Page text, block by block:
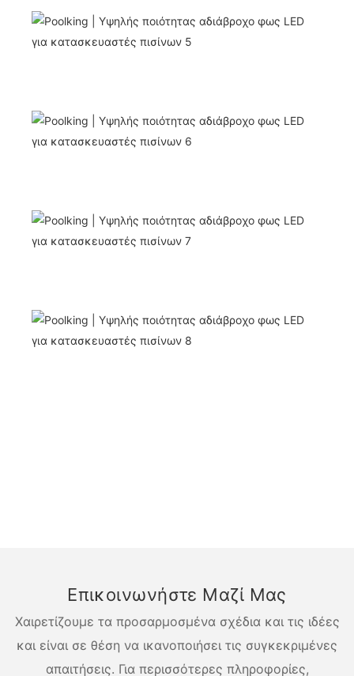
Επικοινωνήστε Μαζί Μας
Χαιρετίζουμε τα προσαρμοσμένα σχέδια και τις ιδέες
και είναι σε θέση να ικανοποιήσει τις συγκεκριμένες
απαιτήσεις. Για περισσότερες πληροφορίες,